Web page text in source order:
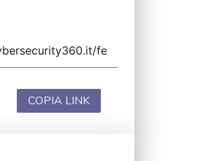
COPIA LINK